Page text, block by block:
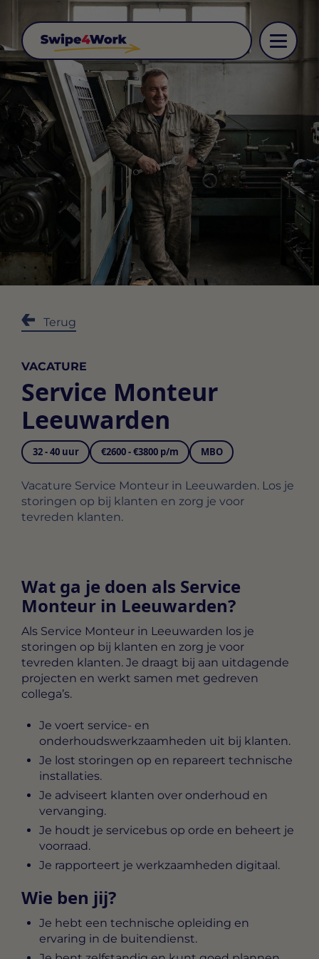
Terug
VACATURE
Service Monteur
Leeuwarden
32 - 40 uur €2600 - €3800 p/m MBO
Vacature Service Monteur in Leeuwarden. Los je
storingen op bij klanten en zorg je voor
tevreden klanten.
Wat ga je doen als Service
Monteur in Leeuwarden?
Als Service Monteur in Leeuwarden los je
storingen op bij klanten en zorg je voor
tevreden klanten. Je draagt bij aan uitdagende
projecten en werkt samen met gedreven
collega’s.
Je voert service- en
onderhoudswerkzaamheden uit bij klanten.
Je lost storingen op en repareert technische
installaties.
Je adviseert klanten over onderhoud en
vervanging.
Je houdt je servicebus op orde en beheert je
voorraad.
Je rapporteert je werkzaamheden digitaal.
Wie ben jij?
Je hebt een technische opleiding en
ervaring in de buitendienst.